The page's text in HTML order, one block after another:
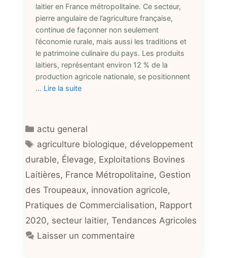
laitier en France métropolitaine. Ce secteur,
pierre angulaire de l’agriculture française,
continue de façonner non seulement
l’économie rurale, mais aussi les traditions et
le patrimoine culinaire du pays. Les produits
laitiers, représentant environ 12 % de la
production agricole nationale, se positionnent
… Lire la suite
Catégories
actu general
Étiquettes
agriculture biologique, développement
durable, Élevage, Exploitations Bovines
Laitières, France Métropolitaine, Gestion
des Troupeaux, innovation agricole,
Pratiques de Commercialisation, Rapport
2020, secteur laitier, Tendances Agricoles
Laisser un commentaire